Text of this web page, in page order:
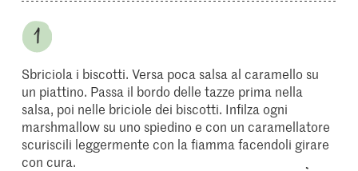
Sbriciola i biscotti. Versa poca salsa al caramello su
un piattino. Passa il bordo delle tazze prima nella
salsa, poi nelle briciole dei biscotti. Infilza ogni
marshmallow su uno spiedino e con un caramellatore
scuriscili leggermente con la fiamma facendoli girare
con cura.